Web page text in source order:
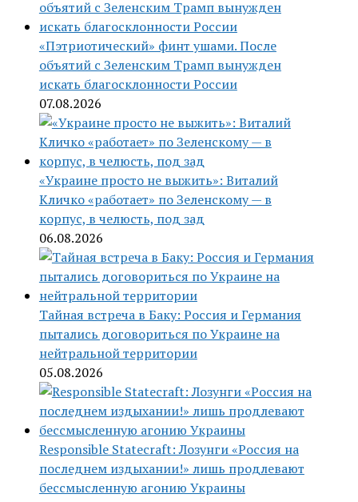
«Пэтриотический» финт ушами. После
объятий с Зеленским Трамп вынужден
искать благосклонности России
07.08.2026
«Украине просто не выжить»: Виталий
Кличко «работает» по Зеленскому — в
корпус, в челюсть, под зад
06.08.2026
Тайная встреча в Баку: Россия и Германия
пытались договориться по Украине на
нейтральной территории
05.08.2026
Responsible Statecraft: Лозунги «Россия на
последнем издыхании!» лишь продлевают
бессмысленную агонию Украины